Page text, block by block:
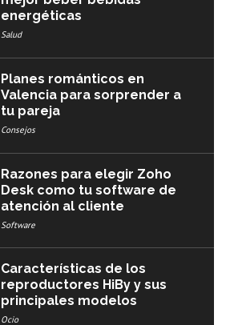
energéticas
Salud
Planes románticos en
Valencia para sorprender a
tu pareja
Consejos
Razones para elegir Zoho
Desk como tu software de
atención al cliente
Software
Características de los
reproductores HiBy y sus
principales modelos
Ocio